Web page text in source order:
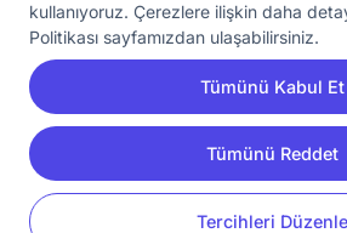
kullanıyoruz. Çerezlere ilişkin daha
Politikası sayfamızdan ulaşabilirsiniz.
Tümünü Kabul Et
Tümünü Reddet
Tercihleri Düzenle
Kullanım Koşulları
Gizlilik Sözleşmesi
KVKK Aydınlatma Metni
Çerez Ayarları